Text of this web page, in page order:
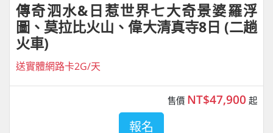
傳奇泗水&日惹世界七大奇景婆羅浮
圖、莫拉比火山、偉大清真寺8日 (二趟
火車)
送實體網路卡2G/天
售價 NT$47,900 起
報名